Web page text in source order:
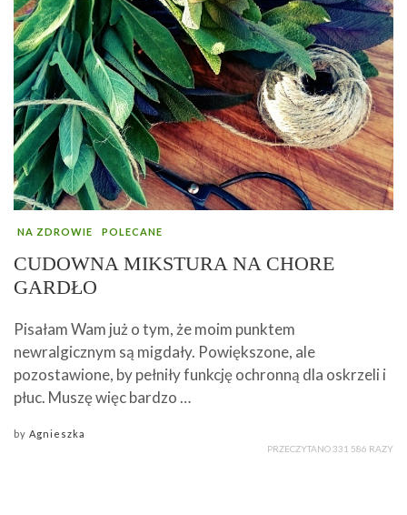
NA ZDROWIE POLECANE
CUDOWNA MIKSTURA NA CHORE
GARDŁO
Pisałam Wam już o tym, że moim punktem
newralgicznym są migdały. Powiększone, ale
pozostawione, by pełniły funkcję ochronną dla oskrzeli i
płuc. Muszę więc bardzo …
by Agnieszka
PRZECZYTANO 331 586 RAZY